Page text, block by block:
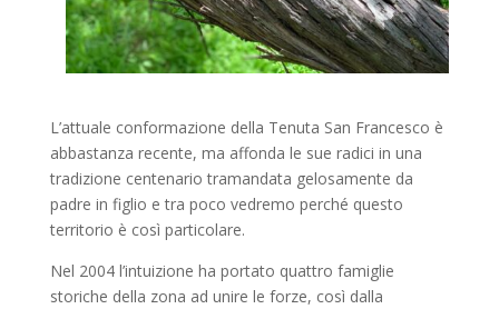
L’attuale conformazione della Tenuta San Francesco è
abbastanza recente, ma affonda le sue radici in una
tradizione centenario tramandata gelosamente da
padre in figlio e tra poco vedremo perché questo
territorio è così particolare.
Nel 2004 l’intuizione ha portato quattro famiglie
storiche della zona ad unire le forze, così dalla